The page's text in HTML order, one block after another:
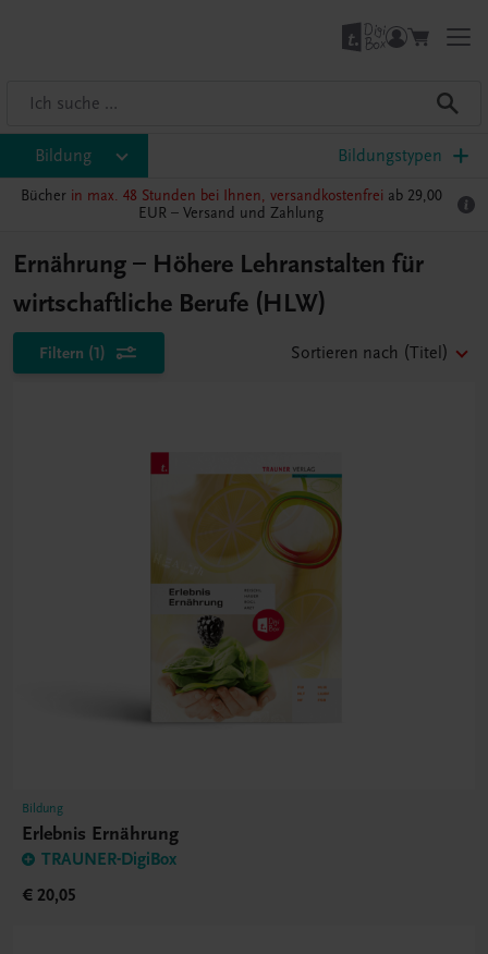
Bildung Bildungstypen
Bücher in max. 48 Stunden bei Ihnen, versandkostenfrei ab 29,00
EUR – Versand und Zahlung
Ernährung – Höhere Lehranstalten für
wirtschaftliche Berufe (HLW)
Filtern (1) Sortieren nach (Titel)
Bildung
Erlebnis Ernährung
TRAUNER-DigiBox
€ 20,05